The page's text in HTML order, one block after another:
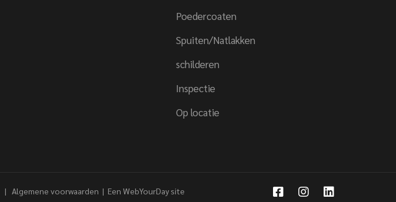
Poedercoaten
Spuiten/Natlakken
schilderen
Inspectie
Op locatie
| Algemene voorwaarden | Een WebYourDay site